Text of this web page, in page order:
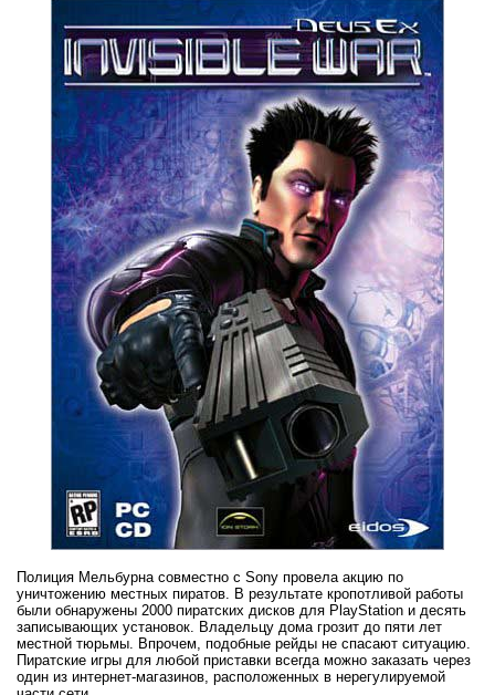
Полиция Мельбурна совместно с Sony провела акцию по
уничтожению местных пиратов. В результате кропотливой работы
были обнаружены 2000 пиратских дисков для PlayStation и десять
записывающих установок. Владельцу дома грозит до пяти лет
местной тюрьмы. Впрочем, подобные рейды не спасают ситуацию.
Пиратские игры для любой приставки всегда можно заказать через
один из интернет-магазинов, расположенных в нерегулируемой